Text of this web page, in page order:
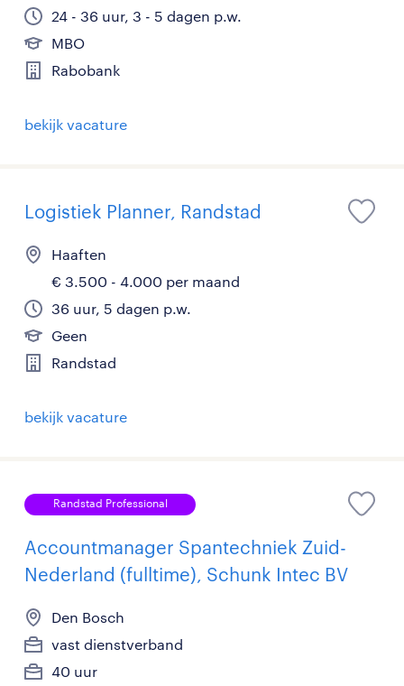
24 - 36 uur, 3 - 5 dagen p.w.
MBO
Rabobank
bekijk vacature
Logistiek Planner, Randstad
Haaften
€ 3.500 - 4.000 per maand
36 uur, 5 dagen p.w.
Geen
Randstad
bekijk vacature
Randstad Professional
Accountmanager Spantechniek Zuid-
Nederland (fulltime), Schunk Intec BV
Den Bosch
vast dienstverband
40 uur